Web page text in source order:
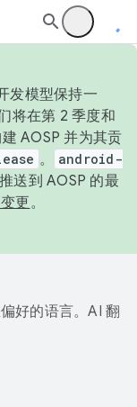
发模型保持一
将在第 2 季度和
AOSP 并为其贡
。
android-
送到 AOSP 的最
更。
好的语言。AI 翻